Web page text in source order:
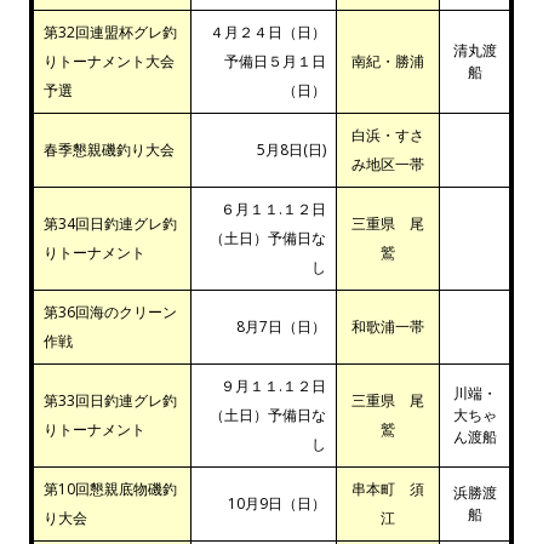
第32回連盟杯グレ釣
りトーナメント大会
予選
４月２４日（日）
予備日５月１日
（日）
南紀・勝浦
清丸渡
船
春季懇親磯釣り大会 5月8日(日)
白浜・すさ
み地区一帯
第34回日釣連グレ釣
りトーナメント
６月１１.１２日
（土日）予備日な
し
三重県 尾
鷲
第36回海のクリーン
作戦
8月7日（日） 和歌浦一帯
第33回日釣連グレ釣
りトーナメント
９月１１.１２日
（土日）予備日な
し
三重県 尾
鷲
川端・
大ちゃ
ん渡船
第10回懇親底物磯釣
り大会
10月9日（日）
串本町 須
江
浜勝渡
船